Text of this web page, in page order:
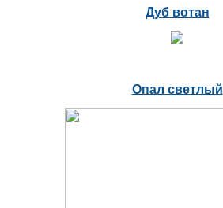
Дуб вотан
Опал светлый